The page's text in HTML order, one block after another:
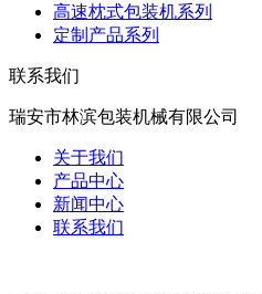
高速枕式包装机系列
定制产品系列
联系我们
瑞安市林滨包装机械有限公司
关于我们
产品中心
新闻中心
联系我们